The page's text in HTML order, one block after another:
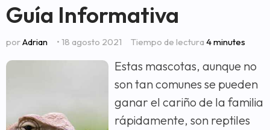
Guía Informativa
porAdrian • 18 agosto 2021 Tiempo de lectura 4 minutes
Estas mascotas, aunque no
son tan comunes se pueden
ganar el cariño de la familia
rápidamente, son reptiles